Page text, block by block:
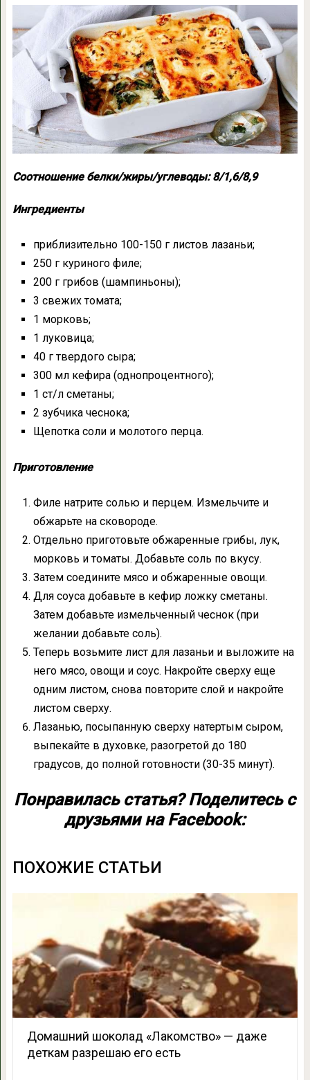
Соотношение белки/жиры/углеводы: 8/1,6/8,9
Ингредиенты
приблизительно 100-150 г листов лазаньи;
250 г куриного филе;
200 г грибов (шампиньоны);
3 свежих томата;
1 морковь;
1 луковица;
40 г твердого сыра;
300 мл кефира (однопроцентного);
1 ст/л сметаны;
2 зубчика чеснока;
Щепотка соли и молотого перца.
Приготовление
Филе натрите солью и перцем. Измельчите и
обжарьте на сковороде.
Отдельно приготовьте обжаренные грибы, лук,
морковь и томаты. Добавьте соль по вкусу.
Затем соедините мясо и обжаренные овощи.
Для соуса добавьте в кефир ложку сметаны.
Затем добавьте измельченный чеснок (при
желании добавьте соль).
Теперь возьмите лист для лазаньи и выложите на
него мясо, овощи и соус. Накройте сверху еще
одним листом, снова повторите слой и накройте
листом сверху.
Лазанью, посыпанную сверху натертым сыром,
выпекайте в духовке, разогретой до 180
градусов, до полной готовности (30-35 минут).
Понравилась статья? Поделитесь с
друзьями на Facebook:
ПОХОЖИЕ СТАТЬИ
Домашний шоколад «Лакомство» — даже
деткам разрешаю его есть